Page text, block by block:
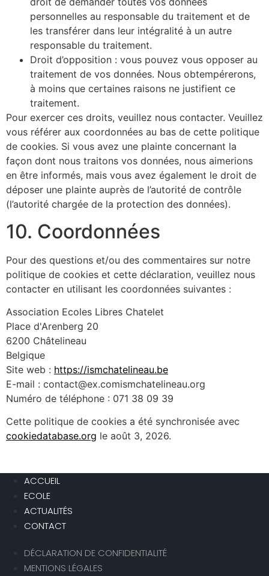
personnelles au responsable du traitement et de
les transférer dans leur intégralité à un autre
responsable du traitement.
Droit d’opposition : vous pouvez vous opposer au
traitement de vos données. Nous obtempérerons,
à moins que certaines raisons ne justifient ce
traitement.
Pour exercer ces droits, veuillez nous contacter. Veuillez
vous référer aux coordonnées au bas de cette politique
de cookies. Si vous avez une plainte concernant la
façon dont nous traitons vos données, nous aimerions
en être informés, mais vous avez également le droit de
déposer une plainte auprès de l’autorité de contrôle
(l’autorité chargée de la protection des données).
10. Coordonnées
Pour des questions et/ou des commentaires sur notre
politique de cookies et cette déclaration, veuillez nous
contacter en utilisant les coordonnées suivantes :
Association Ecoles Libres Chatelet
Place d'Arenberg 20
6200 Châtelineau
Belgique
Site web : https://ismchatelineau.be
E-mail : contact@ex.comismchatelineau.org
Numéro de téléphone : 071 38 09 39
Cette politique de cookies a été synchronisée avec
cookiedatabase.org le août 3, 2026.
ACCUEIL
ECOLE
ACTUALITÉS
CONTACT
DÉCLARATION DE CONFIDENTIALITÉ
MENTIONS LÉGALES